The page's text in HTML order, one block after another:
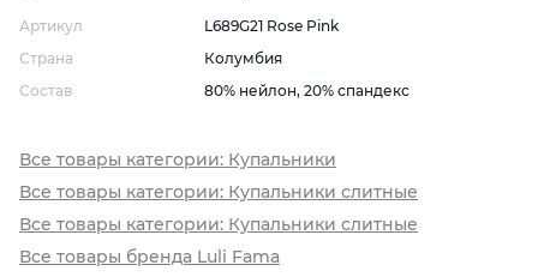
Артикул
L689G21 Rose Pink
Страна
Колумбия
Состав
80% нейлон, 20% спандекс
Все товары категории: Купальники
Все товары категории: Купальники слитные
Все товары категории: Купальники слитные
Все товары бренда Luli Fama